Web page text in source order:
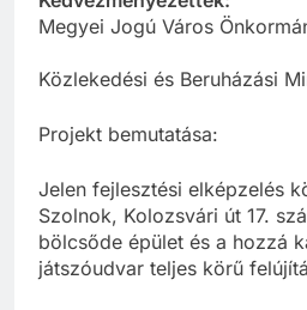
Megyei Jogú Város
Közlekedési és Beruházási
Projekt bemutatása:
Jelen fejlesztési elképzelés
Szolnok, Kolozsvári út 17.
bölcsőde épület és a hozzá
játszóudvar teljes körű